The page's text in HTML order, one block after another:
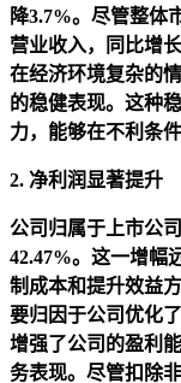
降3.7%。尽管整体
营业收入，同比增
在经济环境复杂的
的稳健表现。这种
力，能够在不利条
2. 净利润显著提升
公司归属于上市公
42.47%。这一增幅
制成本和提升效益
要归因于公司优化
增强了公司的盈利
务表现。尽管扣除